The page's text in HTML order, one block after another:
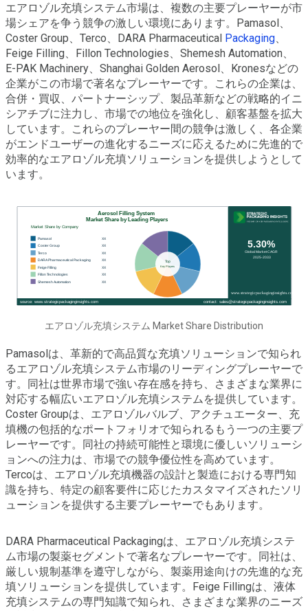
エアロゾル充填システム市場は、複数の主要プレーヤーが市
場シェアを争う競争の激しい環境にあります。Pamasol、
Coster Group、Terco、DARA Pharmaceutical Packaging、
Feige Filling、Fillon Technologies、Shemesh Automation、
E-PAK Machinery、Shanghai Golden Aerosol、Kronesなどの
企業がこの市場で著名なプレーヤーです。これらの企業は、
合併・買収、パートナーシップ、製品革新などの戦略的イニ
シアチブに注力し、市場での地位を強化し、顧客基盤を拡大
しています。これらのプレーヤー間の競争は激しく、各企業
がエンドユーザーの進化するニーズに応えるために先進的で
効率的なエアロゾル充填ソリューションを提供しようとして
います。
エアロゾル充填システム Market Share Distribution
Pamasolは、革新的で高品質な充填ソリューションで知られ
るエアロゾル充填システム市場のリーディングプレーヤーで
す。同社は世界市場で強い存在感を持ち、さまざまな業界に
対応する幅広いエアロゾル充填システムを提供しています。
Coster Groupは、エアロゾルバルブ、アクチュエーター、充
填機の包括的なポートフォリオで知られるもう一つの主要プ
レーヤーです。同社の持続可能性と環境に優しいソリューシ
ョンへの注力は、市場での競争優位性を高めています。
Tercoは、エアロゾル充填機器の設計と製造における専門知
識を持ち、特定の顧客要件に応じたカスタマイズされたソリ
ューションを提供する主要プレーヤーでもあります。
DARA Pharmaceutical Packagingは、エアロゾル充填システ
ム市場の製薬セグメントで著名なプレーヤーです。同社は、
厳しい規制基準を遵守しながら、製薬用途向けの先進的な充
填ソリューションを提供しています。Feige Fillingは、液体
充填システムの専門知識で知られ、さまざまな業界のニーズ